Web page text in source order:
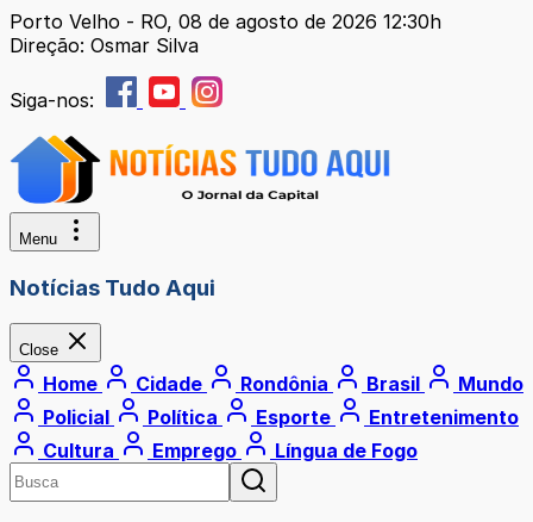
Porto Velho - RO, 08 de agosto de 2026 12:30h
Direção: Osmar Silva
Siga-nos:
Menu
Notícias Tudo Aqui
Close
Home Cidade Rondônia Brasil
Mundo
Policial
Política Esporte
Entretenimento
Cultura
Emprego Língua de Fogo